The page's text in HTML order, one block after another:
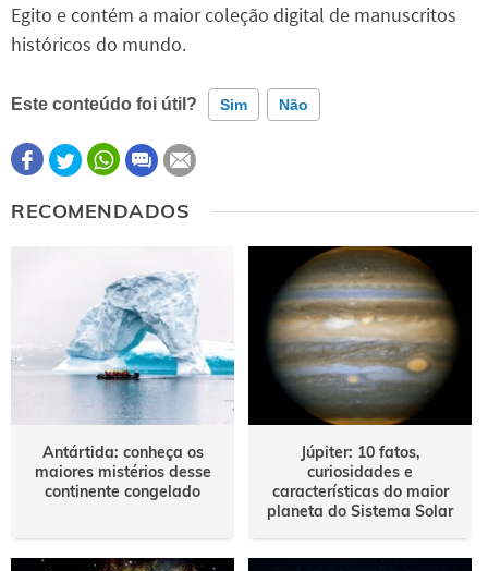
Egito e contém a maior coleção digital de manuscritos
históricos do mundo.
Este conteúdo foi útil? Sim Não
Este conteúdo contém informação incorreta
Este conteúdo não tem a informação que procuro
RECOMENDADOS
Antártida: conheça os
maiores mistérios desse
continente congelado
Júpiter: 10 fatos,
curiosidades e
características do maior
planeta do Sistema Solar